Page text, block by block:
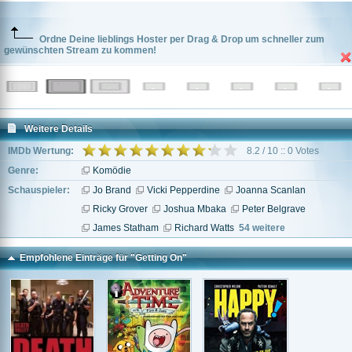
Ordne Deine lieblings Hoster per Drag & Drop um schneller zum
gewünschten Stream zu kommen!
Weitere Details
IMDb Wertung:
8.2 / 10 :: 0 Votes
Genre:
Komödie
Schauspieler:
Jo Brand Vicki Pepperdine
Joanna Scanlan
Ricky Grover
Joshua Mbaka
Peter Belgrave
James Statham
Richard Watts 54 weitere
Empfohlene Einträge für "Getting On"